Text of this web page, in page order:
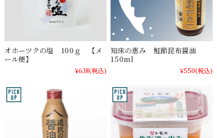
オホーツクの塩 100ｇ 【メ
ール便】
¥638(税込)
知床の恵み 鮭節昆布醤油
150ml
¥550(税込)